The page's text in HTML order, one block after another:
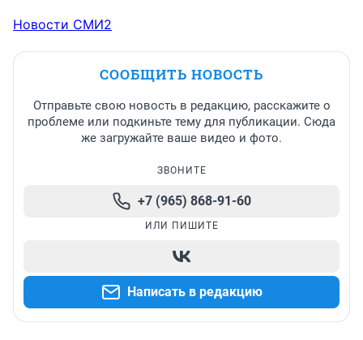
Новости СМИ2
СООБЩИТЬ НОВОСТЬ
Отправьте свою новость в редакцию, расскажите о
проблеме или подкиньте тему для публикации. Сюда
же загружайте ваше видео и фото.
ЗВОНИТЕ
+7 (965) 868-91-60
ИЛИ ПИШИТЕ
Написать в редакцию